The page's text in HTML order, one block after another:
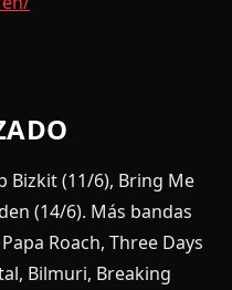
Bizkit (11/6), Bring Me
(14/6). Más bandas
Roach, Three Days
Bilmuri, Breaking